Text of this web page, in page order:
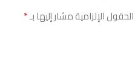
الحقول الإلزامية مشار إليها بـ*